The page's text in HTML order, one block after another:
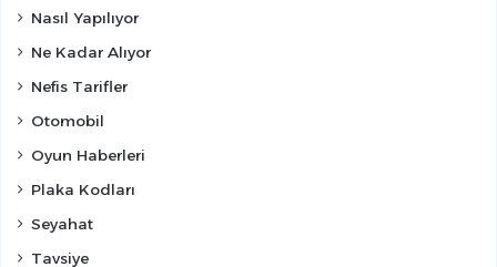
Nasıl Yapılıyor
Ne Kadar Alıyor
Nefis Tarifler
Otomobil
Oyun Haberleri
Plaka Kodları
Seyahat
Tavsiye